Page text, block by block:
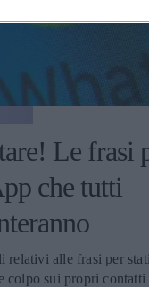
Le frasi
che tutti
relativi alle frasi per
colpo sui propri